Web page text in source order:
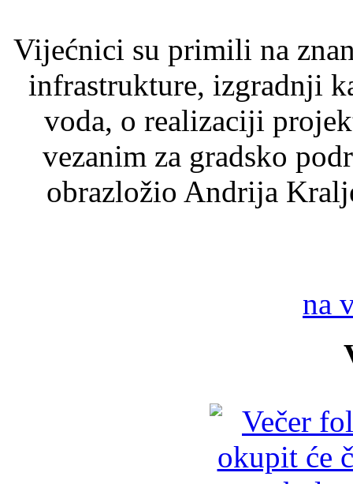
Vijećnici su primili na
infrastrukture, izgradnji
voda, o realizaciji
vezanim za gradsko
obrazložio Andrija
na